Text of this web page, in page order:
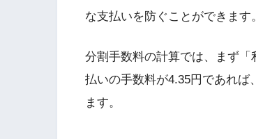
な支払いを防ぐことができます。
分割手数料の計算では、まず
払いの手数料が4.35円であれば
ます。